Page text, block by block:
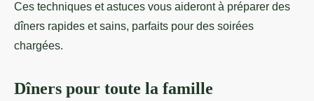
Ces techniques et astuces vous aideront à préparer des
dîners rapides et sains, parfaits pour des soirées
chargées.
Dîners pour toute la famille